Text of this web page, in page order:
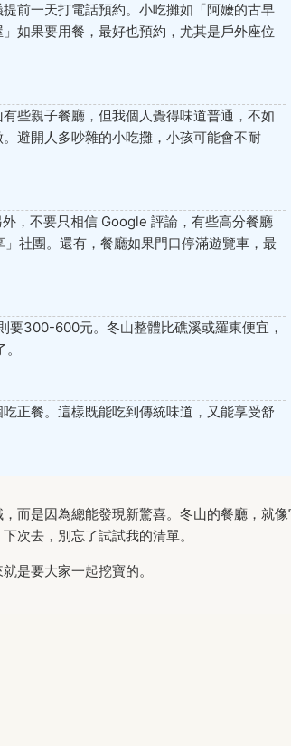
前一天打電話預約。小吃攤如「阿嬤的古早
如果要用餐，最好也預約，尤其是戶外座位
些親子餐廳，但我個人覺得味道普通，不如
避開人多吵雜的小吃攤，小孩可能會不耐
，不要只相信 Google 評論，有些高分餐廳
社團。還有，餐廳如果門口停滿遊覽車，最
300-600元。冬山整體比礁溪或羅東便宜，
正餐。這樣既能吃到傳統味道，又能享受舒
而是因為總能發現新驚喜。冬山的餐廳，就
次去，別忘了試試我的清單。
是要大家一起挖寶的。